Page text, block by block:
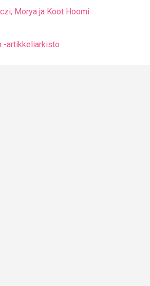
Morya ja Koot Hoomi
-artikkeliarkisto